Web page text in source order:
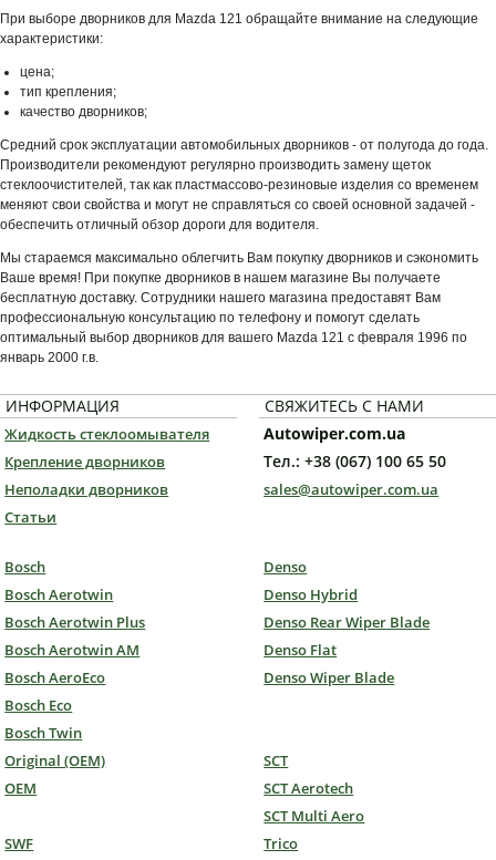
При выборе дворников для Mazda 121 обращайте внимание на следующие
характеристики:
цена;
тип крепления;
качество дворников;
Средний срок эксплуатации автомобильных дворников - от полугода до года.
Производители рекомендуют регулярно производить замену щеток
стеклоочистителей, так как пластмассово-резиновые изделия со временем
меняют свои свойства и могут не справляться со своей основной задачей -
обеспечить отличный обзор дороги для водителя.
Мы стараемся максимально облегчить Вам покупку дворников и сэкономить
Ваше время! При покупке дворников в нашем магазине Вы получаете
бесплатную доставку. Сотрудники нашего магазина предоставят Вам
профессиональную консультацию по телефону и помогут сделать
оптимальный выбор дворников для вашего Mazda 121 с февраля 1996 по
январь 2000 г.в.
ИНФОРМАЦИЯ
Жидкость стеклоомывателя
Крепление дворников
Неполадки дворников
Статьи
СВЯЖИТЕСЬ С НАМИ
Autowiper.com.ua
Тел.: +38 (067) 100 65 50
sales@autowiper.com.ua
Bosch
Bosch Aerotwin
Bosch Aerotwin Plus
Bosch Aerotwin AM
Bosch AeroEco
Bosch Eco
Bosch Twin
Denso
Denso Hybrid
Denso Rear Wiper Blade
Denso Flat
Denso Wiper Blade
Original (OEM)
OEM
SCT
SCT Aerotech
SCT Multi Aero
SWF
Trico